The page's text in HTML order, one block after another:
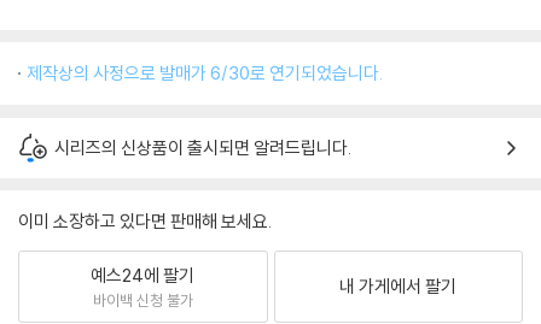
제작상의 사정으로 발매가 6/30로 연기되었습니다.
시리즈의 신상품이 출시되면 알려드립니다.
이미 소장하고 있다면 판매해 보세요.
예스24에 팔기
바이백 신청 불가
내 가게에서 팔기